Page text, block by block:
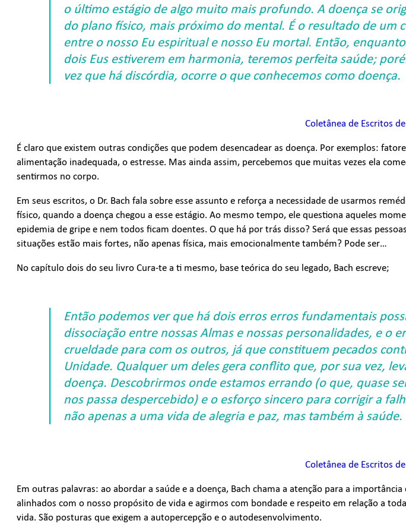
o último estágio de algo muito mais profundo. A doença se
do plano físico, mais próximo do mental. É o resultado de um
entre o nosso Eu espiritual e nosso Eu mortal. Então,
dois Eus estiverem em harmonia, teremos perfeita saúde;
vez que há discórdia, ocorre o que conhecemos como doença.
Coletânea de Escritos
É claro que existem outras condições que podem desencadear as doença. Por exemplos:
alimentação inadequada, o estresse. Mas ainda assim, percebemos que muitas vezes ela
sentirmos no corpo.
Em seus escritos, o Dr. Bach fala sobre esse assunto e reforça a necessidade de usarmos
físico, quando a doença chegou a esse estágio. Ao mesmo tempo, ele questiona aqueles
epidemia de gripe e nem todos ficam doentes. O que há por trás disso? Será que essas
situações estão mais fortes, não apenas física, mais emocionalmente também? Pode ser…
No capítulo dois do seu livro Cura-te a ti mesmo, base teórica do seu legado, Bach escreve;
Então podemos ver que há dois erros erros fundamentais
dissociação entre nossas Almas e nossas personalidades, e o
crueldade para com os outros, já que constituem pecados
Unidade. Qualquer um deles gera conflito que, por sua vez,
doença. Descobrirmos onde estamos errando (o que, quase
nos passa despercebido) e o esforço sincero para corrigir a
não apenas a uma vida de alegria e paz, mas também à saúde.
Coletânea de Escritos
Em outras palavras: ao abordar a saúde e a doença, Bach chama a atenção para a
alinhados com o nosso propósito de vida e agirmos com bondade e respeito em relação a
vida. São posturas que exigem a autopercepção e o autodesenvolvimento.